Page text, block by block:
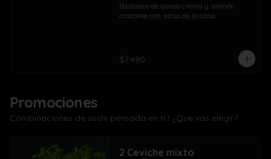
Bastones de queso crema y salmón
crocante con salsa de la casa
$7.490
Promociones
Combinaciones de sushi pensada en ti ! ¿Que vas elegir?
2 Ceviche mixto